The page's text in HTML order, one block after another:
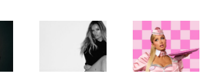
objavila singl
„Matadora“ i
najavila novi
album „No Me
Paris Hilton
ponovo u ulozi
„Gloss Boss“
u kampanji
NYX